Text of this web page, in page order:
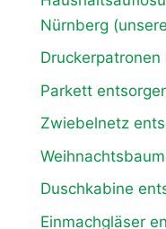
Nürnberg
Parkett
Zwiebelnetz
Duschkabine
Einmachgläser